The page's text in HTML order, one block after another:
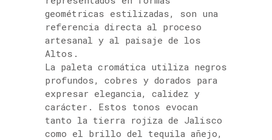
geométricas estilizadas, son una
referencia directa al proceso
artesanal y al paisaje de los
Altos.
La paleta cromática utiliza negros
profundos, cobres y dorados para
expresar elegancia, calidez y
carácter. Estos tonos evocan
tanto la tierra rojiza de Jalisco
como el brillo del tequila añejo,